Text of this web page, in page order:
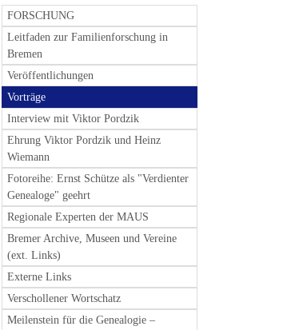
FORSCHUNG
Leitfaden zur Familienforschung in
Bremen
Veröffentlichungen
Vorträge
Interview mit Viktor Pordzik
Ehrung Viktor Pordzik und Heinz
Wiemann
Fotoreihe: Ernst Schütze als "Verdienter
Genealoge" geehrt
Regionale Experten der MAUS
Bremer Archive, Museen und Vereine
(ext. Links)
Externe Links
Verschollener Wortschatz
Meilenstein für die Genealogie –